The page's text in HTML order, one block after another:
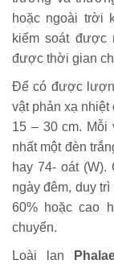
hoặc ngoài trời
kiểm soát được
được thời gian
Để có được
vật phản xạ nhiệt
15 – 30 cm.
nhất một đèn
hay 74- oát
ngày đêm, duy
60% hoặc cao
chuyển.
Loài lan